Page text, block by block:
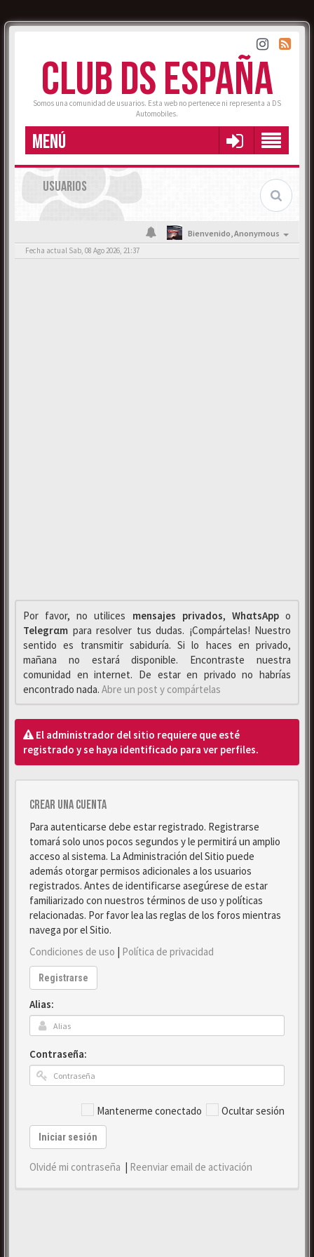
CLUB DS ESPAÑA
Somos una comunidad de usuarios. Esta web no pertenece ni representa a DS
Automobiles.
MENÚ
USUARIOS
Bienvenido,Anonymous
Fecha actual Sab, 08 Ago 2026, 21:37
Por favor, no utilices mensajes privados, WhαtsAppo
Telegrαm para resolver tus dudas. ¡Compártelas! Nuestro
sentido es transmitir sabiduría. Si lo haces en privado,
mañana no estará disponible. Encontraste nuestra
comunidad en internet. De estar en privado no habrías
encontrado nada. Abre un post y compártelas
El administrador del sitio requiere que esté
registrado y se haya identificado para ver perfiles.
Crear una cuenta
Para autenticarse debe estar registrado. Registrarse
tomará solo unos pocos segundos y le permitirá un amplio
acceso al sistema. La Administración del Sitio puede
además otorgar permisos adicionales a los usuarios
registrados. Antes de identificarse asegúrese de estar
familiarizado con nuestros términos de uso y políticas
relacionadas. Por favor lea las reglas de los foros mientras
navega por el Sitio.
Condiciones de uso | Política de privacidad
Registrarse
Alias:
Contraseña:
Mantenerme conectado Ocultar sesión
Iniciar sesión
Olvidé mi contraseña | Reenviar email de activación